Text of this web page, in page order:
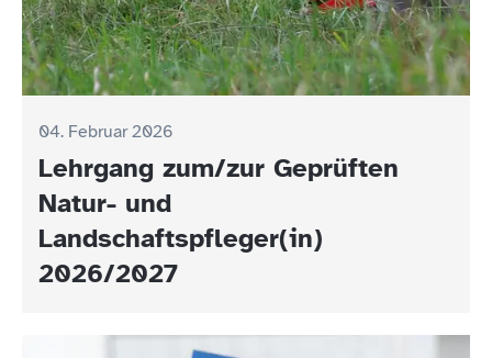
04. Februar 2026
Lehrgang zum/zur Geprüften
Natur- und
Landschaftspfleger(in)
2026/2027